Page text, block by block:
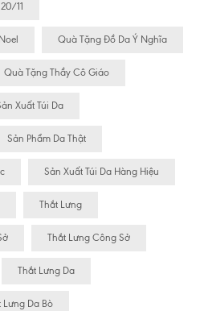
11
Quà Tặng Đồ Da Ý Nghĩa
Quà Tặng Thầy Cô Giáo
Xuất Túi Da
Sản Phẩm Da Thật
Sản Xuất Túi Da Hàng Hiệu
Thắt Lưng
Thắt Lưng Công Sở
Thắt Lưng Da
Lưng Da Bò